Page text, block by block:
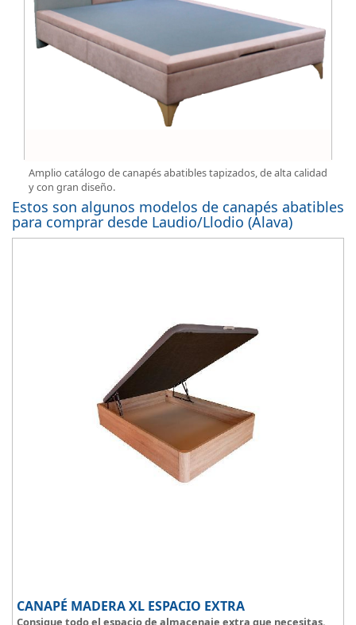
Amplio catálogo de canapés abatibles tapizados, de alta calidad
y con gran diseño.
Estos son algunos modelos de canapés abatibles
para comprar desde Laudio/Llodio (Alava)
CANAPÉ MADERA XL ESPACIO EXTRA
Consigue todo el espacio de almacenaje extra que necesitas.